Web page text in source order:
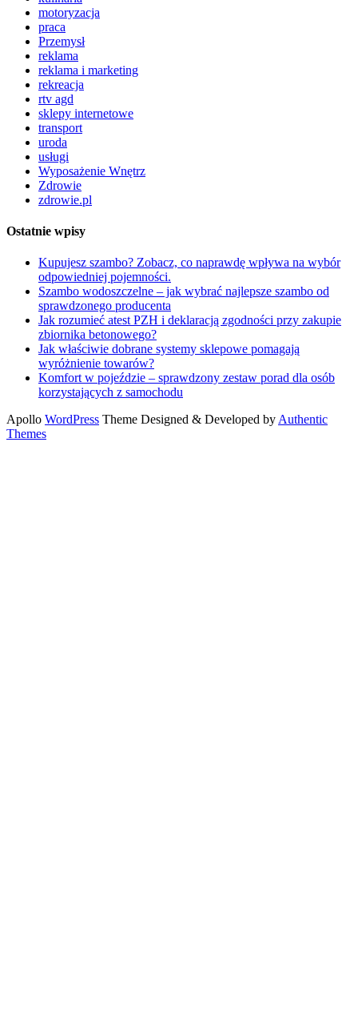
motoryzacja
praca
Przemysł
reklama
reklama i marketing
rekreacja
rtv agd
sklepy internetowe
transport
uroda
usługi
Wyposażenie Wnętrz
Zdrowie
zdrowie.pl
Ostatnie wpisy
Kupujesz szambo? Zobacz, co naprawdę wpływa na wybór
odpowiedniej pojemności.
Szambo wodoszczelne – jak wybrać najlepsze szambo od
sprawdzonego producenta
Jak rozumieć atest PZH i deklaracją zgodności przy zakupie
zbiornika betonowego?
Jak właściwie dobrane systemy sklepowe pomagają
wyróżnienie towarów?
Komfort w pojeździe – sprawdzony zestaw porad dla osób
korzystających z samochodu
Apollo WordPress Theme Designed & Developed by Authentic
Themes